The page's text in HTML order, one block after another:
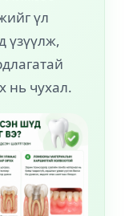
үл
үзүүлж,
нь чухал.